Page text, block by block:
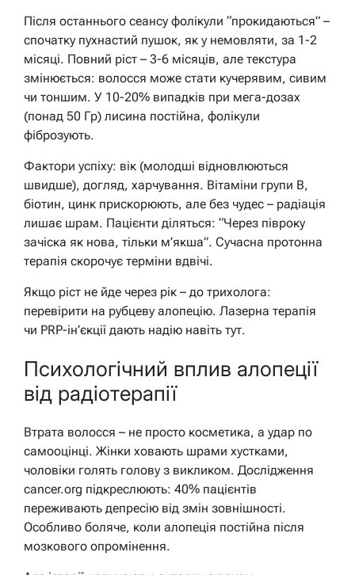
Після останнього сеансу фолікули “прокидаються” –
спочатку пухнастий пушок, як у немовляти, за 1-2
місяці. Повний ріст – 3-6 місяців, але текстура
змінюється: волосся може стати кучерявим, сивим
чи тоншим. У 10-20% випадків при мега-дозах
(понад 50 Гр) лисина постійна, фолікули
фіброзують.
Фактори успіху: вік (молодші відновлюються
швидше), догляд, харчування. Вітаміни групи B,
біотин, цинк прискорюють, але без чудес – радіація
лишає шрам. Пацієнти діляться: “Через півроку
зачіска як нова, тільки м’якша”. Сучасна протонна
терапія скорочує терміни вдвічі.
Якщо ріст не йде через рік – до трихолога:
перевірити на рубцеву алопецію. Лазерна терапія
чи PRP-ін’єкції дають надію навіть тут.
Психологічний вплив алопеції
від радіотерапії
Втрата волосся – не просто косметика, а удар по
самооцінці. Жінки ховають шрами хустками,
чоловіки голять голову з викликом. Дослідження
cancer.org підкреслюють: 40% пацієнтів
переживають депресію від змін зовнішності.
Особливо боляче, коли алопеція постійна після
мозкового опромінення.